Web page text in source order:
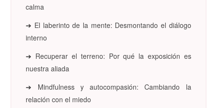
calma
➔ El laberinto de la mente: Desmontando el diálogo
interno
➔ Recuperar el terreno: Por qué la exposición es
nuestra aliada
➔ Mindfulness y autocompasión: Cambiando la
relación con el miedo